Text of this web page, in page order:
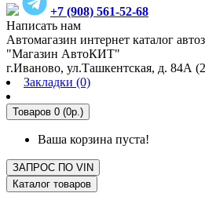
+7 (908) 561-52-68
Написать нам
Автомагазин интернет каталог
"Магазин АвтоКИТ"
г.Иваново, ул.Ташкентская, д. 84А
Закладки (0)
Товаров 0 (0р.)
Ваша корзина пуста!
ЗАПРОС ПО VIN
Каталог товаров